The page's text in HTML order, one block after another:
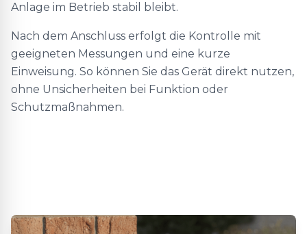
Anlage im Betrieb stabil bleibt.
Nach dem Anschluss erfolgt die Kontrolle mit
geeigneten Messungen und eine kurze
Einweisung. So können Sie das Gerät direkt nutzen,
ohne Unsicherheiten bei Funktion oder
Schutzmaßnahmen.